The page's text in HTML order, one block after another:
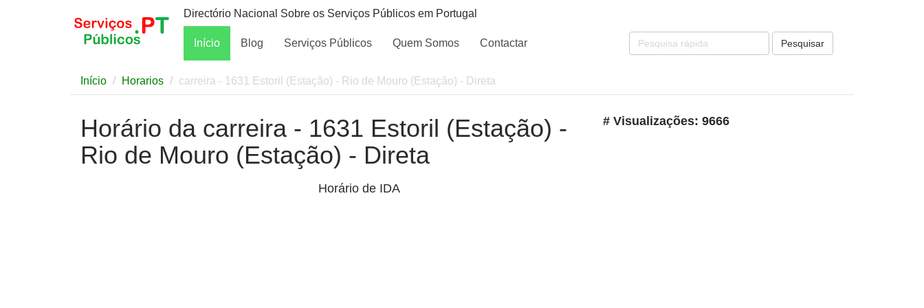
Directório Nacional Sobre os Serviços Públicos em Portugal
Início Blog Serviços Públicos Quem Somos Contactar Pesquisar
Início Horarios carreira - 1631 Estoril (Estação) - Rio de Mouro (Estação) - Direta
Horário da carreira - 1631 Estoril (Estação) -
Rio de Mouro (Estação) - Direta
Horário de IDA
# Visualizações: 9666